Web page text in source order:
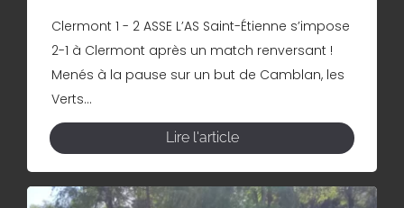
Clermont 1 - 2 ASSE L’AS Saint-Étienne s’impose
2-1 à Clermont après un match renversant !
Menés à la pause sur un but de Camblan, les
Verts...
Lire l'article